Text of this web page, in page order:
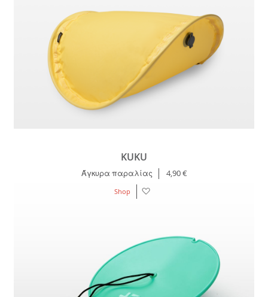
KUKU
Άγκυρα παραλίας 4,90 €
Shop